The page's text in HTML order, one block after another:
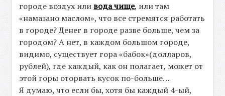
городе воздух или вода чище, или там
«намазано маслом», что все стремятся работать
в городе? Денег в городе разве больше, чем за
городом? А нет, в каждом большом городе,
видимо, существует гора «бабок»(долларов,
рублей), где каждый, как он полагает, может от
этой горы оторвать кусок по-больше…
Я думаю, что если бы, хотя бы каждый 4-ый,